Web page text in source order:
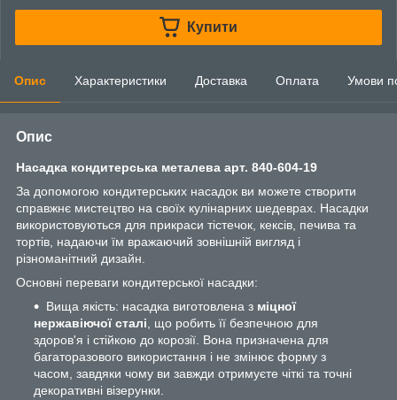
Купити
Опис Характеристики Доставка Оплата Умови
Опис
Насадка кондитерська металева арт. 840-604-19
За допомогою кондитерських насадок ви можете створити
справжнє мистецтво на своїх кулінарних шедеврах. Насадки
використовуються для прикраси тістечок, кексів, печива та
тортів, надаючи їм вражаючий зовнішній вигляд і
різноманітний дизайн.
Основні переваги кондитерської насадки:
Вища якість: насадка виготовлена з міцної
нержавіючої сталі , що робить її безпечною для
здоров'я і стійкою до корозії. Вона призначена для
багаторазового використання і не змінює форму з
часом, завдяки чому ви завжди отримуєте чіткі та точні
декоративні візерунки.